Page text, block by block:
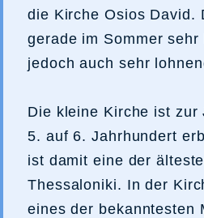
die Kirche Osios David.
gerade im Sommer sehr
jedoch auch sehr
Die kleine Kirche ist zur
5. auf 6. Jahrhundert
ist damit eine der
Thessaloniki. In der
eines der bekanntesten